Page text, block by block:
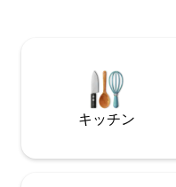
ー、ボディクリーム）、
ロン台を備えたフルバス
キッチン